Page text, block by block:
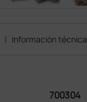
| Información técnica
700304